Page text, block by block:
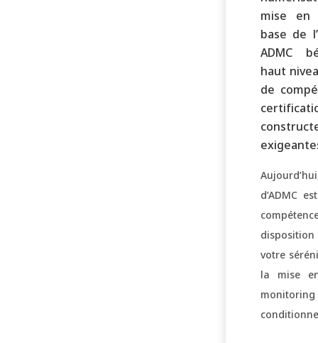
mise en
base de l’
ADMC
haut
de
d’ADMC
votre
la mise